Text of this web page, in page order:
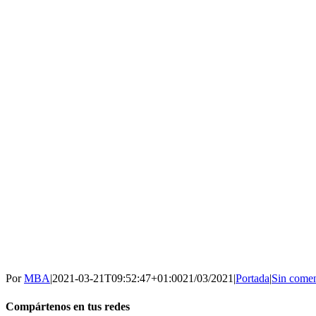
PorMBA|2021-03-21T09:52:47+01:0021/03/2021|Portada|Sin
Compártenos en tus redes